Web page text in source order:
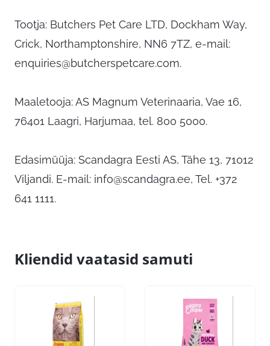
Tootja: Butchers Pet Care LTD, Dockham Way,
Crick, Northamptonshire, NN6 7TZ, e-mail:
enquiries@butcherspetcare.com.
Maaletooja: AS Magnum Veterinaaria, Vae 16,
76401 Laagri, Harjumaa, tel. 800 5000.
Edasimüüja: Scandagra Eesti AS, Tähe 13, 71012
Viljandi. E-mail: info@scandagra.ee, Tel. +372
641 1111.
Kliendid vaatasid samuti